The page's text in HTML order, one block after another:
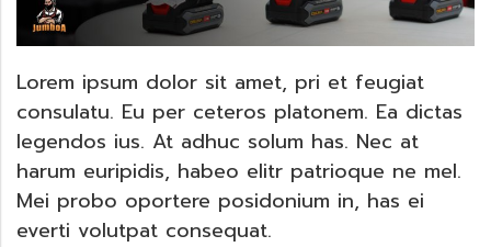
Lorem ipsum dolor sit amet, pri et feugiat
consulatu. Eu per ceteros platonem. Ea dictas
legendos ius. At adhuc solum has. Nec at
harum euripidis, habeo elitr patrioque ne mel.
Mei probo oportere posidonium in, has ei
everti volutpat consequat.